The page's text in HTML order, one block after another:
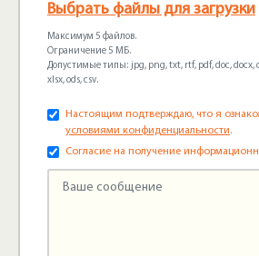
Выбрать файлы для загрузки
Максимум 5 файлов.
Ограничение 5 МБ.
Допустимые типы: jpg, png, txt, rtf, pdf, doc, docx,
xlsx, ods, csv.
Настоящим подтверждаю, что я
условиями конфиденциальности.
Согласие на получение